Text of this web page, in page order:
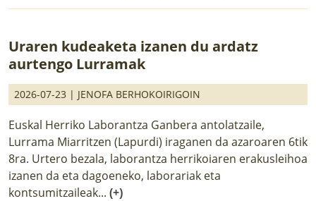
Uraren kudeaketa izanen du ardatz
aurtengo Lurramak
2026-07-23 | JENOFA BERHOKOIRIGOIN
Euskal Herriko Laborantza Ganbera antolatzaile,
Lurrama Miarritzen (Lapurdi) iraganen da azaroaren 6tik
8ra. Urtero bezala, laborantza herrikoiaren erakusleihoa
izanen da eta dagoeneko, laborariak eta
kontsumitzaileak... (+)